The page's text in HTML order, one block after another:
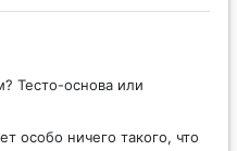
Тесто-основа или
особо ничего такого, что